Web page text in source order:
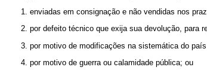
1. enviadas em consignação e não vendidas nos
2. por defeito técnico que exija sua devolução, para
3. por motivo de modificações na sistemática do
4. por motivo de guerra ou calamidade pública; ou